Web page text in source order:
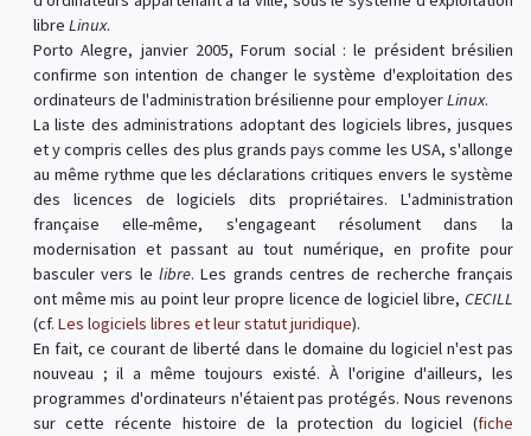
libre Linux.
Porto Alegre, janvier 2005, Forum social : le président brésilien
confirme son intention de changer le système d'exploitation des
ordinateurs de l'administration brésilienne pour employerLinux.
La liste des administrations adoptant des logiciels libres, jusques
et y compris celles des plus grands pays comme les USA, s'allonge
au même rythme que les déclarations critiques envers le système
des licences de logiciels dits propriétaires. L'administration
française elle-même, s'engageant résolument dans la
modernisation et passant au tout numérique, en profite pour
basculer vers le libre. Les grands centres de recherche français
ont même mis au point leur propre licence de logiciel libre, CECILL
(cf. Les logiciels libres et leur statut juridique).
En fait, ce courant de liberté dans le domaine du logiciel n'est pas
nouveau ; il a même toujours existé. À l'origine d'ailleurs, les
programmes d'ordinateurs n'étaient pas protégés. Nous revenons
sur cette récente histoire de la protection du logiciel (fiche